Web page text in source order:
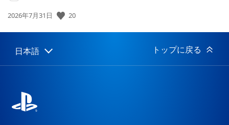
公
日:
2026年7月31日 20
Select
a
Current
region:
日本語 トップに戻る